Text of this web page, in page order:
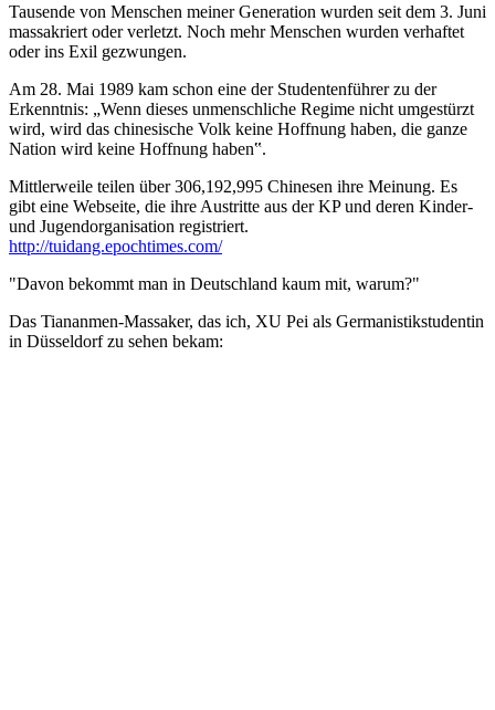
Tausende von Menschen meiner Generation wurden seit dem 3. Juni
massakriert oder verletzt. Noch mehr Menschen wurden verhaftet
oder ins Exil gezwungen.
Am 28. Mai 1989 kam schon eine der Studentenführer zu der
Erkenntnis: „Wenn dieses unmenschliche Regime nicht umgestürzt
wird, wird das chinesische Volk keine Hoffnung haben, die ganze
Nation wird keine Hoffnung haben‟.
Mittlerweile teilen über 306,192,995 Chinesen ihre Meinung. Es
gibt eine Webseite, die ihre Austritte aus der KP und deren Kinder-
und Jugendorganisation registriert.
http://tuidang.epochtimes.com/
"Davon bekommt man in Deutschland kaum mit, warum?"
Das Tiananmen-Massaker, das ich, XU Pei als Germanistikstudentin
in Düsseldorf zu sehen bekam: